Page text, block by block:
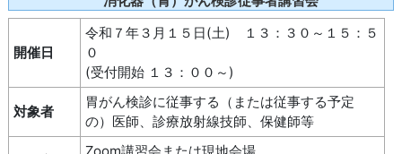
開催日
令和７年３月１５日(土) １３：３０～１５：５
０
(受付開始 １３：００～)
対象者
胃がん検診に従事する（または従事する予定
の）医師、診療放射線技師、保健師等